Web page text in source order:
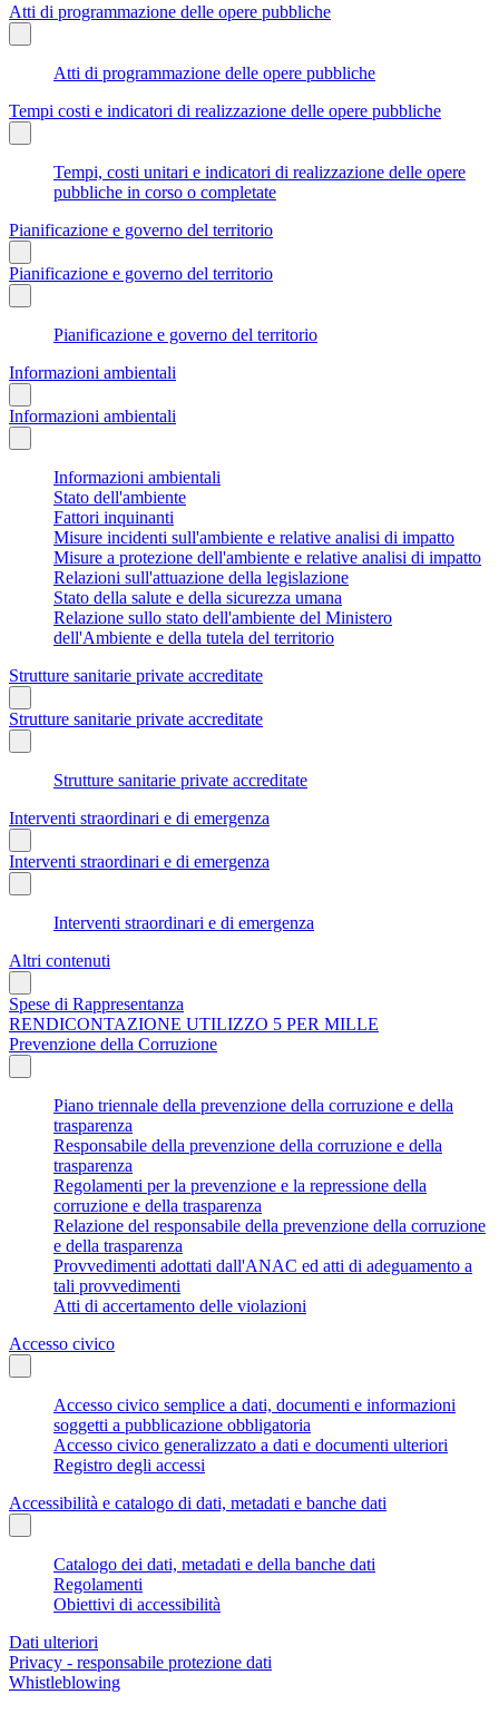
Atti di programmazione delle opere pubbliche
Atti di programmazione delle opere pubbliche
Tempi costi e indicatori di realizzazione delle opere pubbliche
Tempi, costi unitari e indicatori di realizzazione delle opere
pubbliche in corso o completate
Pianificazione e governo del territorio
Pianificazione e governo del territorio
Pianificazione e governo del territorio
Informazioni ambientali
Informazioni ambientali
Informazioni ambientali
Stato dell'ambiente
Fattori inquinanti
Misure incidenti sull'ambiente e relative analisi di impatto
Misure a protezione dell'ambiente e relative analisi di impatto
Relazioni sull'attuazione della legislazione
Stato della salute e della sicurezza umana
Relazione sullo stato dell'ambiente del Ministero
dell'Ambiente e della tutela del territorio
Strutture sanitarie private accreditate
Strutture sanitarie private accreditate
Strutture sanitarie private accreditate
Interventi straordinari e di emergenza
Interventi straordinari e di emergenza
Interventi straordinari e di emergenza
Altri contenuti
Spese di Rappresentanza
RENDICONTAZIONE UTILIZZO 5 PER MILLE
Prevenzione della Corruzione
Piano triennale della prevenzione della corruzione e della
trasparenza
Responsabile della prevenzione della corruzione e della
trasparenza
Regolamenti per la prevenzione e la repressione della
corruzione e della trasparenza
Relazione del responsabile della prevenzione della corruzione
e della trasparenza
Provvedimenti adottati dall'ANAC ed atti di adeguamento a
tali provvedimenti
Atti di accertamento delle violazioni
Accesso civico
Accesso civico semplice a dati, documenti e informazioni
soggetti a pubblicazione obbligatoria
Accesso civico generalizzato a dati e documenti ulteriori
Registro degli accessi
Accessibilità e catalogo di dati, metadati e banche dati
Catalogo dei dati, metadati e della banche dati
Regolamenti
Obiettivi di accessibilità
Dati ulteriori
Privacy - responsabile protezione dati
Whistleblowing